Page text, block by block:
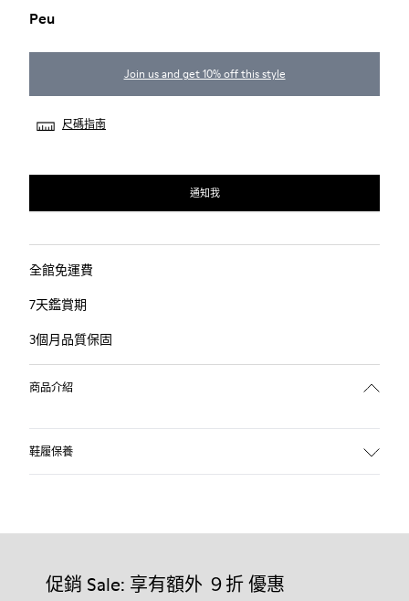
Peu
Join us and get 10% off this style
尺碼指南
通知我
全館免運費
7天鑑賞期
3個月品質保固
商品介紹
鞋履保養
我們的鞋履選用精心挑選的優質物料製作。使用合適的鞋履護
如欲獲取有關如何護理您鞋履的詳細說明，請瀏覽我們的
促銷 Sale: 享有額外 ９折 優惠